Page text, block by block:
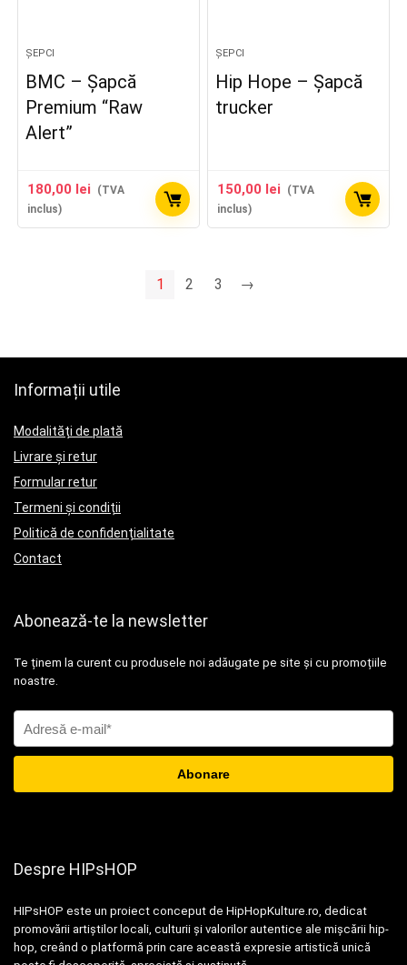
ȘEPCI
BMC – Șapcă
Premium “Raw
Alert”
180,00 lei
(TVA
inclus)
ȘEPCI
Hip Hope – Șapcă
trucker
150,00 lei
(TVA
inclus)
1 2 3 →
Informații utile
Modalități de plată
Livrare și retur
Formular retur
Termeni și condiții
Politică de confidențialitate
Contact
Abonează-te la newsletter
Te ținem la curent cu produsele noi adăugate pe site și cu promoțiile
noastre.
Despre HIPsHOP
HIPsHOP este un proiect conceput de HipHopKulture.ro, dedicat
promovării artiștilor locali, culturii și valorilor autentice ale mișcării hip-
hop, creând o platformă prin care această expresie artistică unică